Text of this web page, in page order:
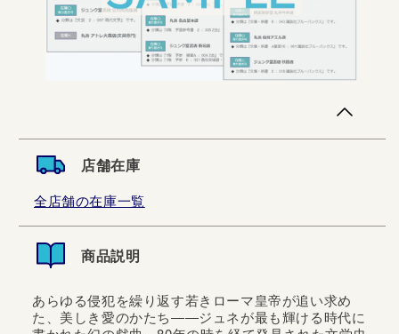
店舗在庫
全店舗の在庫一覧
商品説明
あらゆる侵犯を繰り返す若きローマ皇帝が追い求め
た、美しき愛のかたち――ジュネが最も輝ける時代に